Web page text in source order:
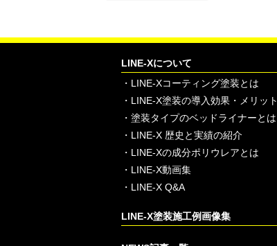
LINE-Xについて
・ LINE-Xコーティング塗装とは
・ LINE-X塗装の導入効果・メリット
・塗装タイプのベッドライナーとは
・ LINE-X 歴史と実績の紹介
・ LINE-Xの成分ポリウレアとは
・ LINE-X動画集
・ LINE-X Q&A
LINE-X塗装施工例画像集